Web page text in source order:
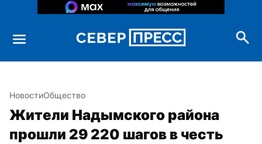
НовостиОбщество
Жители Надымского района
прошли 29 220 шагов в честь